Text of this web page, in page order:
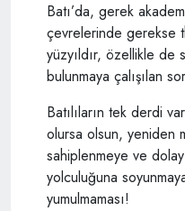
Batı’da, gerek
çevrelerinde gerekse
yüzyıldır, özellikle de
bulunmaya çalışılan
Batılıların tek derdi
olursa olsun, yeniden
sahiplenmeye ve
yolculuğuna
yumulmaması!